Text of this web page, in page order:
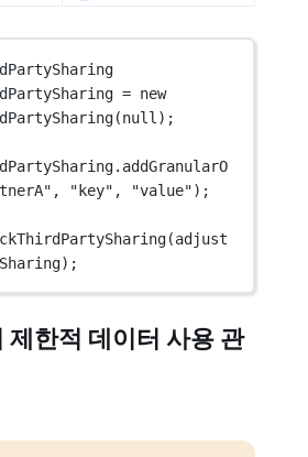
= new
(null );
addGranularO
, "key" , "value");
(adjust
한적 데이터 사용 관